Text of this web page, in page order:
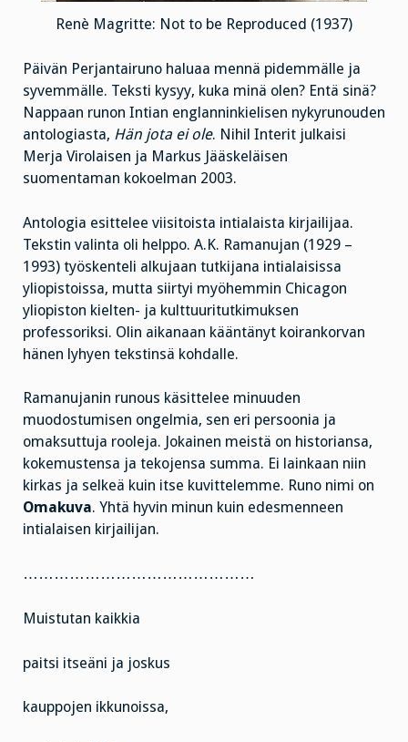
Renè Magritte: Not to be Reproduced (1937)
Päivän Perjantairuno haluaa mennä pidemmälle ja
syvemmälle. Teksti kysyy, kuka minä olen? Entä sinä?
Nappaan runon Intian englanninkielisen nykyrunouden
antologiasta, Hän jota ei ole. Nihil Interit julkaisi
Merja Virolaisen ja Markus Jääskeläisen
suomentaman kokoelman 2003.
Antologia esittelee viisitoista intialaista kirjailijaa.
Tekstin valinta oli helppo. A.K. Ramanujan (1929 –
1993) työskenteli alkujaan tutkijana intialaisissa
yliopistoissa, mutta siirtyi myöhemmin Chicagon
yliopiston kielten- ja kulttuuritutkimuksen
professoriksi. Olin aikanaan kääntänyt koirankorvan
hänen lyhyen tekstinsä kohdalle.
Ramanujanin runous käsittelee minuuden
muodostumisen ongelmia, sen eri persoonia ja
omaksuttuja rooleja. Jokainen meistä on historiansa,
kokemustensa ja tekojensa summa. Ei lainkaan niin
kirkas ja selkeä kuin itse kuvittelemme. Runo nimi on
Omakuva. Yhtä hyvin minun kuin edesmenneen
intialaisen kirjailijan.
………………………………………
Muistutan kaikkia
paitsi itseäni ja joskus
kauppojen ikkunoissa,